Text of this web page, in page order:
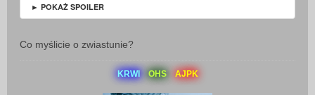
► POKAŻ SPOILER
Co myślicie o zwiastunie?
KRWI OHS AJPK